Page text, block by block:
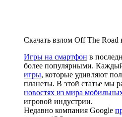
Скачать взлом Off The
Игры на смартфон в
более популярными.
игры, которые удивляют
планеты. В этой статье мы
новостях из мира
игровой индустрии.
Недавно компания Google